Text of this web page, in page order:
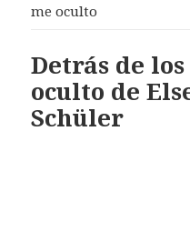
me oculto
Detrás de
oculto de
Schüler